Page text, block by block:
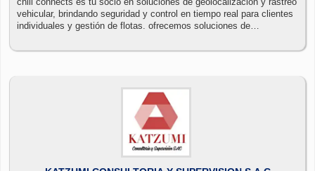
vehicular, brindando seguridad y control en tiempo real para clientes
individuales y gestión de flotas. ofrecemos soluciones de
necesidades específicas. únete a la revolución de la conectividad y